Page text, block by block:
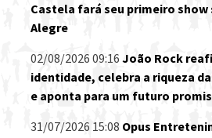
Castela fará seu primeiro
Alegre
02/08/2026 09:16 João Rock
identidade, celebra a riqueza
e aponta para um futuro
31/07/2026 15:08 Opus